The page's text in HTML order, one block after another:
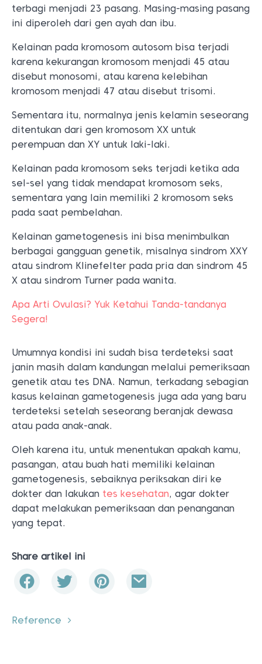
terbagi menjadi 23 pasang. Masing-masing pasang
ini diperoleh dari gen ayah dan ibu.
Kelainan pada kromosom autosom bisa terjadi
karena kekurangan kromosom menjadi 45 atau
disebut monosomi, atau karena kelebihan
kromosom menjadi 47 atau disebut trisomi.
Sementara itu, normalnya jenis kelamin seseorang
ditentukan dari gen kromosom XX untuk
perempuan dan XY untuk laki-laki.
Kelainan pada kromosom seks terjadi ketika ada
sel-sel yang tidak mendapat kromosom seks,
sementara yang lain memiliki 2 kromosom seks
pada saat pembelahan.
Kelainan gametogenesis ini bisa menimbulkan
berbagai gangguan genetik, misalnya sindrom XXY
atau sindrom Klinefelter pada pria dan sindrom 45
X atau sindrom Turner pada wanita.
Apa Arti Ovulasi? Yuk Ketahui Tanda-tandanya
Segera!
Umumnya kondisi ini sudah bisa terdeteksi saat
janin masih dalam kandungan melalui pemeriksaan
genetik atau tes DNA. Namun, terkadang sebagian
kasus kelainan gametogenesis juga ada yang baru
terdeteksi setelah seseorang beranjak dewasa
atau pada anak-anak.
Oleh karena itu, untuk menentukan apakah kamu,
pasangan, atau buah hati memiliki kelainan
gametogenesis, sebaiknya periksakan diri ke
dokter dan lakukan tes kesehatan, agar dokter
dapat melakukan pemeriksaan dan penanganan
yang tepat.
Share artikel ini
Reference